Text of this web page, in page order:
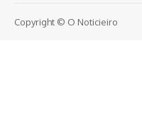
Copyright © O Noticieiro